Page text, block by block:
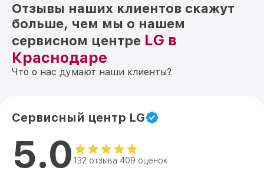
Отзывы наших клиентов скажут
больше, чем мы о нашем
сервисном центре LG в
Краснодаре
Что о нас думают наши клиенты?
Сервисный центр LG
5.0 132 отзыва 409 оценок